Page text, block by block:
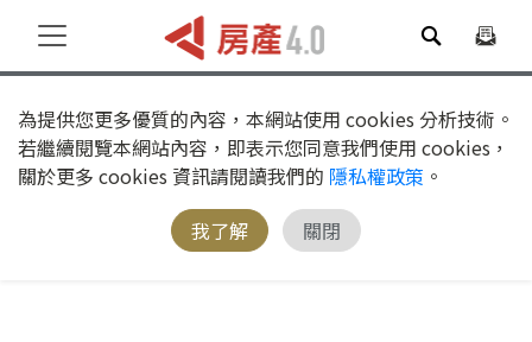
為提供您更多優質的內容，本網站使用 cookies 分析技術。
若繼續閱覽本網站內容，即表示您同意我們使用 cookies，
關於更多 cookies 資訊請閱讀我們的 隱私權政策 。
我了解
關閉